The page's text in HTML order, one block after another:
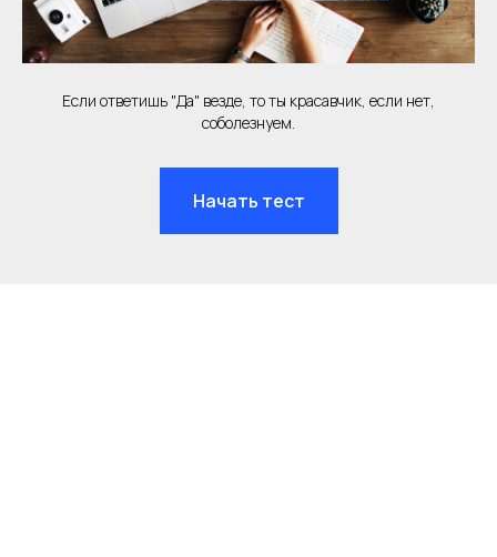
Если ответишь "Да" везде, то ты красавчик, если нет,
соболезнуем.
Начать тест